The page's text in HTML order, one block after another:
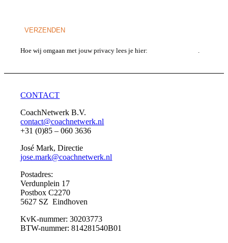
Hoe wij omgaan met jouw privacy lees je hier:
CONTACT
CoachNetwerk B.V.
contact@coachnetwerk.nl
+31 (0)85 – 060 3636
José Mark, Directie
jose.mark@coachnetwerk.nl
Postadres:
Verdunplein 17
Postbox C2270
5627 SZ Eindhoven
KvK-nummer: 30203773
BTW-nummer: 814281540B01